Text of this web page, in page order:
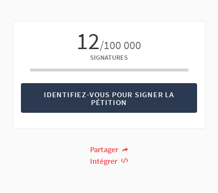
12/100 000
SIGNATURES
IDENTIFIEZ-VOUS POUR SIGNER LA
PÉTITION
Partager
Intégrer